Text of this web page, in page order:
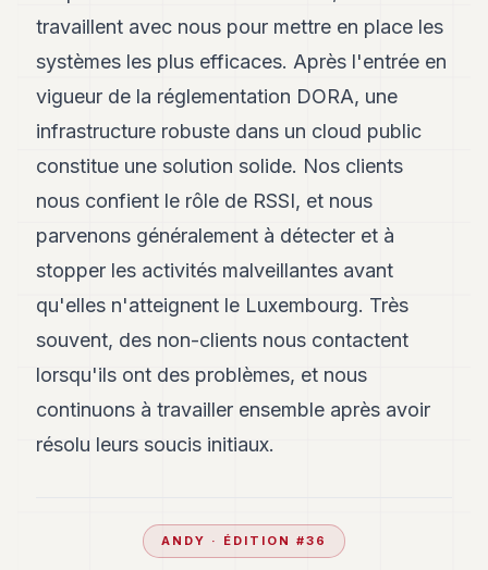
travaillent avec nous pour mettre en place les
systèmes les plus efficaces. Après l'entrée en
vigueur de la réglementation DORA, une
infrastructure robuste dans un cloud public
constitue une solution solide. Nos clients
nous confient le rôle de RSSI, et nous
parvenons généralement à détecter et à
stopper les activités malveillantes avant
qu'elles n'atteignent le Luxembourg. Très
souvent, des non-clients nous contactent
lorsqu'ils ont des problèmes, et nous
continuons à travailler ensemble après avoir
résolu leurs soucis initiaux.
ANDY · ÉDITION #36